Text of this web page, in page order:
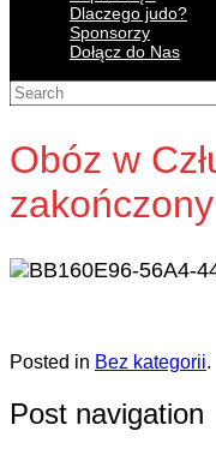
Dlaczego judo?
Sponsorzy
Dołącz do Nas
Search
for:
Obóz w
zakończony
Posted in Bez kategorii.
Post navigation